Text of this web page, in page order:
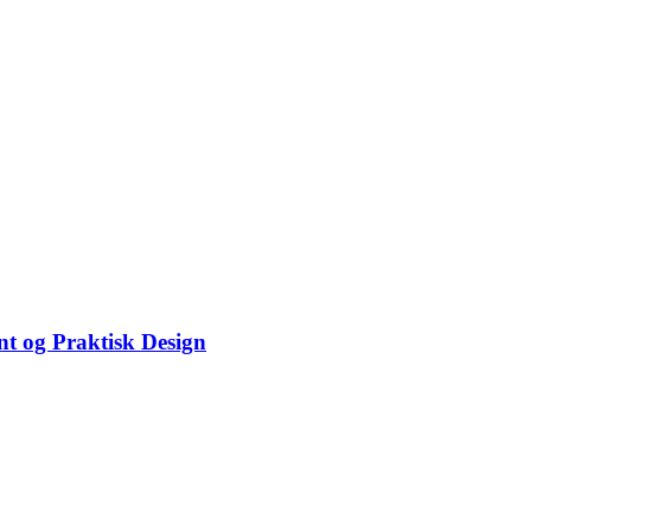
og Praktisk Design